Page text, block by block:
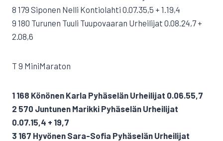
8 179 Siponen Nelli Kontiolahti 0.07.35,5 + 1.19,4
9 180 Turunen Tuuli Tuupovaaran Urheilijat 0.08.24,7 +
2.08,6
T 9 MiniMaraton
1 168 Könönen Karla Pyhäselän Urheilijat 0.06.55,7
2 570 Juntunen Marikki Pyhäselän Urheilijat
0.07.15,4 + 19,7
3 167 Hyvönen Sara-Sofia Pyhäselän Urheilijat